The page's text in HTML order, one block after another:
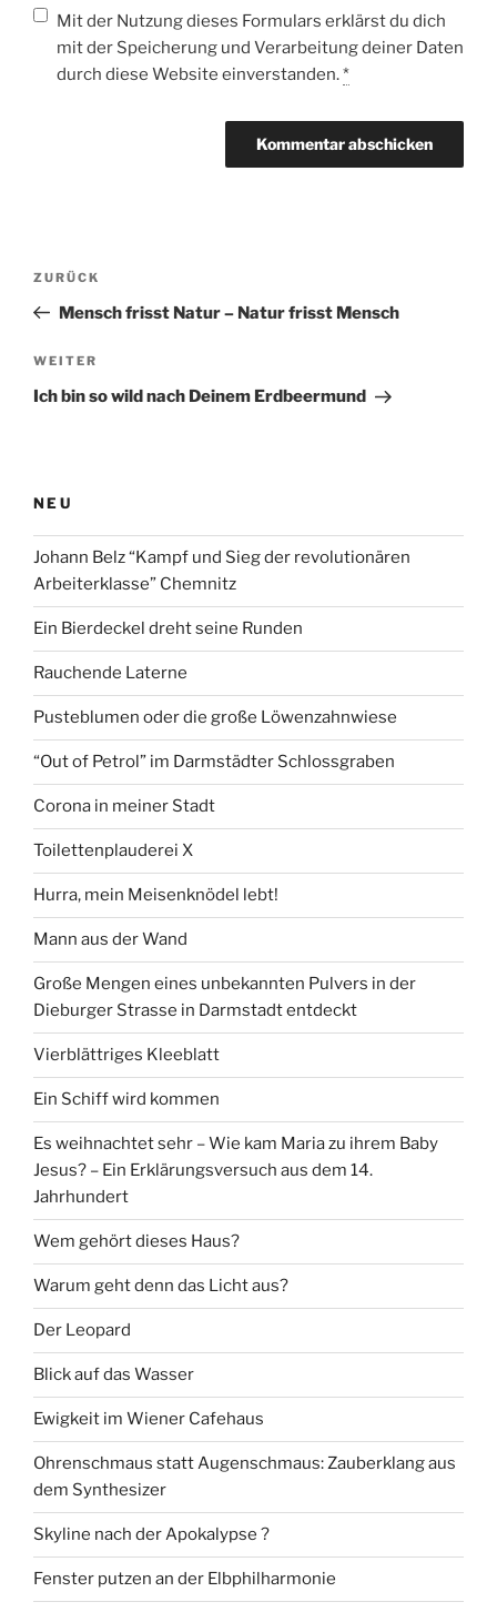
Mit der Nutzung dieses Formulars erklärst du dich
mit der Speicherung und Verarbeitung deiner Daten
durch diese Website einverstanden.*
Beitragsnavigation
Vorheriger
Beitrag
ZURÜCK
Mensch frisst Natur – Natur frisst Mensch
Nächster
Beitrag
WEITER
Ich bin so wild nach Deinem Erdbeermund
NEU
Johann Belz “Kampf und Sieg der revolutionären
Arbeiterklasse” Chemnitz
Ein Bierdeckel dreht seine Runden
Rauchende Laterne
Pusteblumen oder die große Löwenzahnwiese
“Out of Petrol” im Darmstädter Schlossgraben
Corona in meiner Stadt
Toilettenplauderei X
Hurra, mein Meisenknödel lebt!
Mann aus der Wand
Große Mengen eines unbekannten Pulvers in der
Dieburger Strasse in Darmstadt entdeckt
Vierblättriges Kleeblatt
Ein Schiff wird kommen
Es weihnachtet sehr – Wie kam Maria zu ihrem Baby
Jesus? – Ein Erklärungsversuch aus dem 14.
Jahrhundert
Wem gehört dieses Haus?
Warum geht denn das Licht aus?
Der Leopard
Blick auf das Wasser
Ewigkeit im Wiener Cafehaus
Ohrenschmaus statt Augenschmaus: Zauberklang aus
dem Synthesizer
Skyline nach der Apokalypse ?
Fenster putzen an der Elbphilharmonie